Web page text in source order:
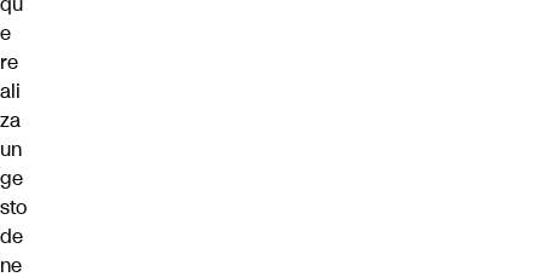
e
re
ali
za
un
ge
sto
de
ne